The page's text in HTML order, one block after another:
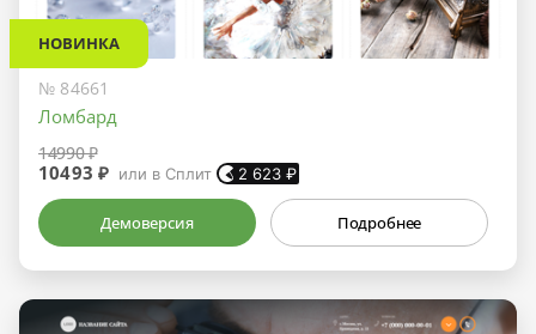
НОВИНКА
№ 84661
Ломбард
14990 ₽
10493 ₽ или в Сплит 2 623 ₽
Демоверсия Подробнее